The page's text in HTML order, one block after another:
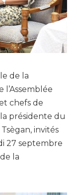
de la
l’Assemblée
chefs de
présidente du
invités
27 septembre
la